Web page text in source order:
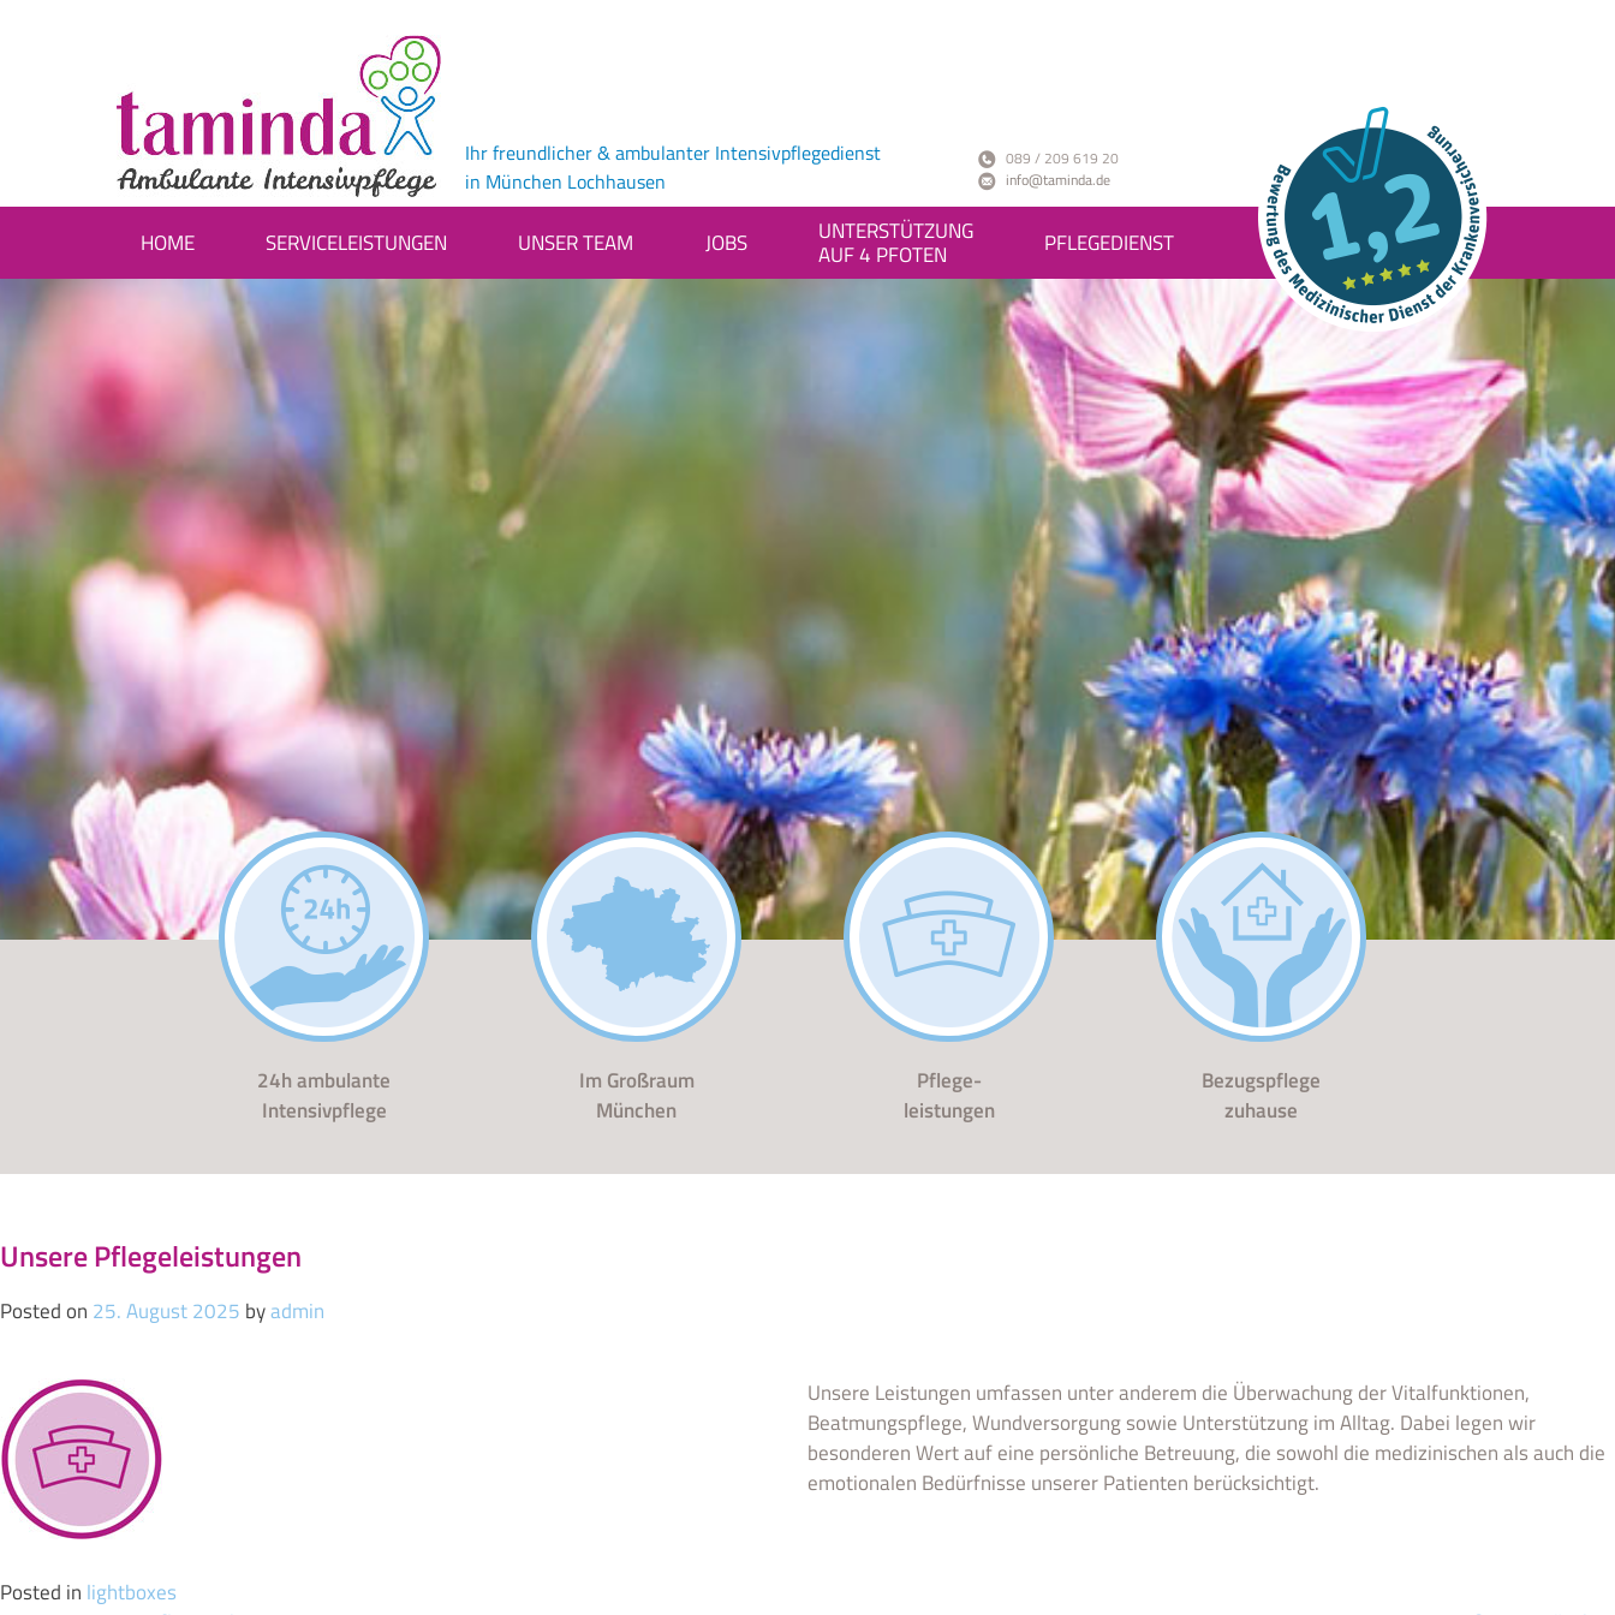
Ihr freundlicher & ambulanter Intensivpflegedienst
in München Lochhausen
089 / 209 619 20
info@taminda.de
HOME SERVICELEISTUNGEN UNSER TEAM JOBS UNTERSTÜTZUNG
AUF 4 PFOTEN PFLEGEDIENST
24h ambulante
Intensivpflege
Im Großraum
München
Pflege-
leistungen
Bezugspflege
zuhause
Unsere Pflegeleistungen
Posted on 25. August 2025 byadmin
Unsere Leistungen umfassen unter anderem die Überwachung der Vitalfunktionen,
Beatmungspflege, Wundversorgung sowie Unterstützung im Alltag. Dabei legen wir
besonderen Wert auf eine persönliche Betreuung, die sowohl die medizinischen als auch die
emotionalen Bedürfnisse unserer Patienten berücksichtigt.
Posted in lightboxes